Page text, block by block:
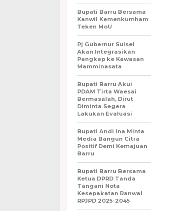
Bupati Barru Bersama
Kanwil Kemenkumham
Teken MoU
Pj Gubernur Sulsel
Akan Integrasikan
Pangkep ke Kawasan
Mamminasata
Bupati Barru Akui
PDAM Tirta Waesai
Bermasalah, Dirut
Diminta Segera
Lakukan Evaluasi
Bupati Andi Ina Minta
Media Bangun Citra
Positif Demi Kemajuan
Barru
Bupati Barru Bersama
Ketua DPRD Tanda
Tangani Nota
Kesepakatan Ranwal
RPJPD 2025-2045